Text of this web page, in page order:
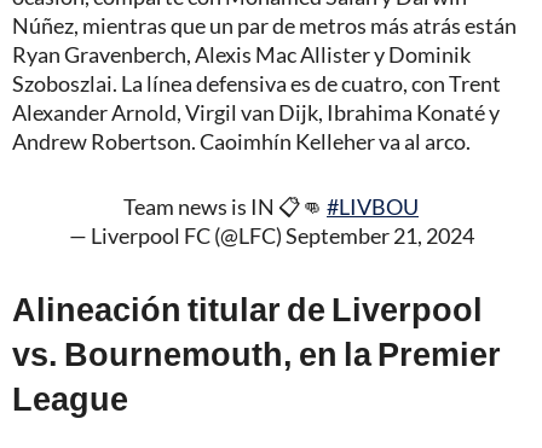
Núñez, mientras que un par de metros más atrás están
Ryan Gravenberch, Alexis Mac Allister y Dominik
Szoboszlai. La línea defensiva es de cuatro, con Trent
Alexander Arnold, Virgil van Dijk, Ibrahima Konaté y
Andrew Robertson. Caoimhín Kelleher va al arco.
Team news is IN 📋👊 #LIVBOU
— Liverpool FC (@LFC)September 21, 2024
Alineación titular de Liverpool
vs. Bournemouth, en la Premier
League